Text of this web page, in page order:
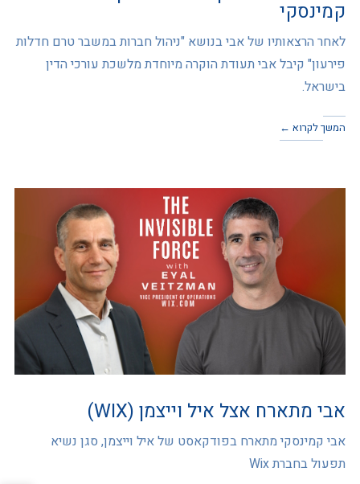
קמינסקי
לאחר הרצאותיו של אבי בנושא "ניהול חברות במשבר טרם חדלות
פירעון" קיבל אבי תעודת הוקרה מיוחדת מלשכת עורכי הדין
בישראל.
המשך לקרוא ←
אבי מתארח אצל איל וייצמן (WIX)
אבי קמינסקי מתארח בפודקאסט של איל וייצמן, סגן נשיא
תפעול בחברת Wix